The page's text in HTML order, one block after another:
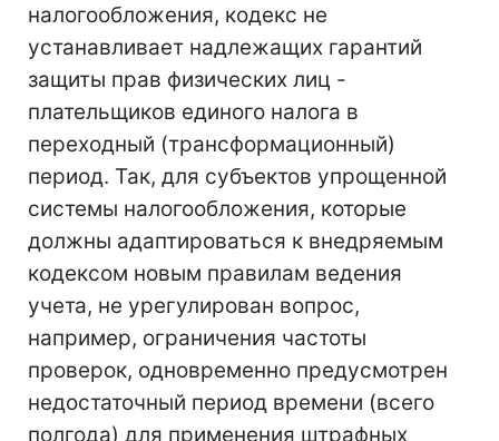
налогообложения, кодекс не
устанавливает надлежащих гарантий
защиты прав физических лиц -
плательщиков единого налога в
переходный (трансформационный)
период. Так, для субъектов упрощенной
системы налогообложения, которые
должны адаптироваться к внедряемым
кодексом новым правилам ведения
учета, не урегулирован вопрос,
например, ограничения частоты
проверок, одновременно предусмотрен
недостаточный период времени (всего
полгода) для применения штрафных